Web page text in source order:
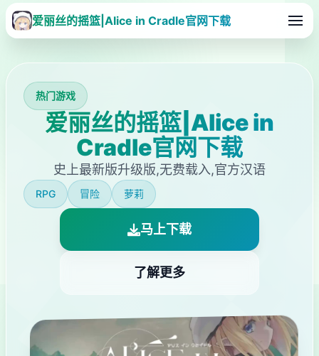
爱丽丝的摇篮|Alice in Cradle官网下载
热门游戏
爱丽丝的摇篮|Alice in
Cradle官网下载
史上最新版升级版,无费载入,官方汉语
RPG 冒险 萝莉
马上下载
了解更多